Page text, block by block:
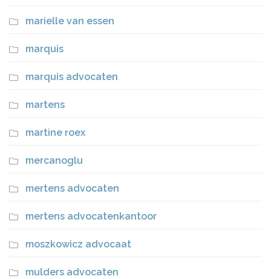
marielle van essen
marquis
marquis advocaten
martens
martine roex
mercanoglu
mertens advocaten
mertens advocatenkantoor
moszkowicz advocaat
mulders advocaten